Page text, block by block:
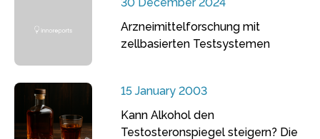
Arzneimittelforschung mit
zellbasierten Testsystemen
15 January 2003
Kann Alkohol den
Testosteronspiegel steigern? Die